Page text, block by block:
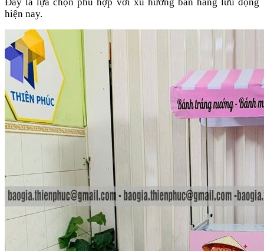
hiện nay.